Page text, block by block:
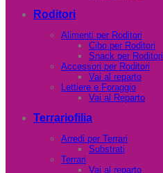
Roditori
Alimenti per Roditori
Cibo per Roditori
Snack per Roditori
Accessori per Roditori
Vai al reparto
Lettiere e Foraggio
Vai al Reparto
Terrariofilia
Arredi per Terrari
Substrati
Terrari
Vai al reparto